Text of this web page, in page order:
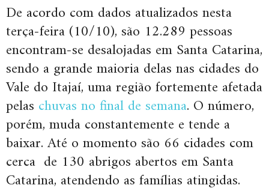
De acordo com dados atualizados nesta
terça-feira (10/10), são 12.289 pessoas
encontram-se desalojadas em Santa Catarina,
sendo a grande maioria delas nas cidades do
Vale do Itajaí, uma região fortemente afetada
pelas chuvas no final de semana. O número,
porém, muda constantemente e tende a
baixar. Até o momento são 66 cidades com
cerca de 130 abrigos abertos em Santa
Catarina, atendendo as famílias atingidas.